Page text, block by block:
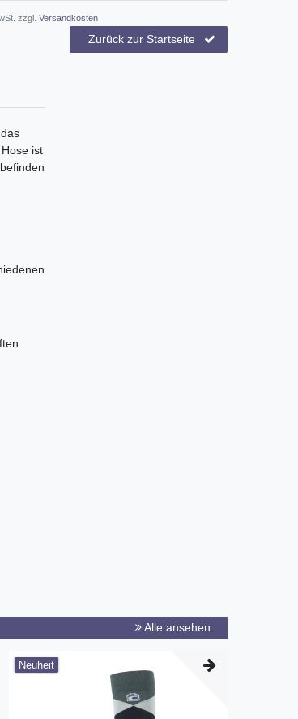
zzgl. Versandkosten
ist
Zurück zur Startseite
Alle ansehen
Neuheit